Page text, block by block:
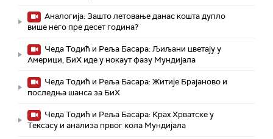
Аналогија: Зашто летовање данас кошта дупло
више него пре десет година?
Чеда Тодић и Реља Басара: Љиљани цветају у
Америци, БиХ иде у нокаут фазу Мундијала
Чеда Тодић и Реља Басара: Житије Брајаново и
последња шанса за БиХ
Чеда Тодић и Реља Басара: Крах Хрватске у
Тексасу и анализа првог кола Мундијала